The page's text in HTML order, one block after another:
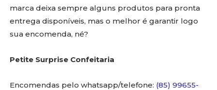
marca deixa sempre alguns produtos para pronta
entrega disponíveis, mas o melhor é garantir logo
sua encomenda, né?
Petite Surprise Confeitaria
Encomendas pelo whatsapp/telefone: (85) 99655-